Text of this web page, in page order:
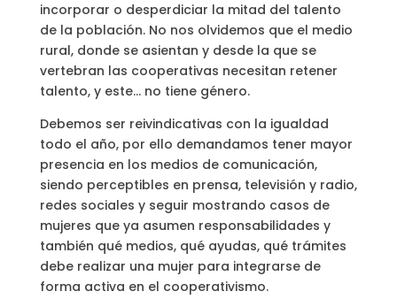
incorporar o desperdiciar la mitad del talento
de la población. No nos olvidemos que el medio
rural, donde se asientan y desde la que se
vertebran las cooperativas necesitan retener
talento, y este… no tiene género.
Debemos ser reivindicativas con la igualdad
todo el año, por ello demandamos tener mayor
presencia en los medios de comunicación,
siendo perceptibles en prensa, televisión y radio,
redes sociales y seguir mostrando casos de
mujeres que ya asumen responsabilidades y
también qué medios, qué ayudas, qué trámites
debe realizar una mujer para integrarse de
forma activa en el cooperativismo.